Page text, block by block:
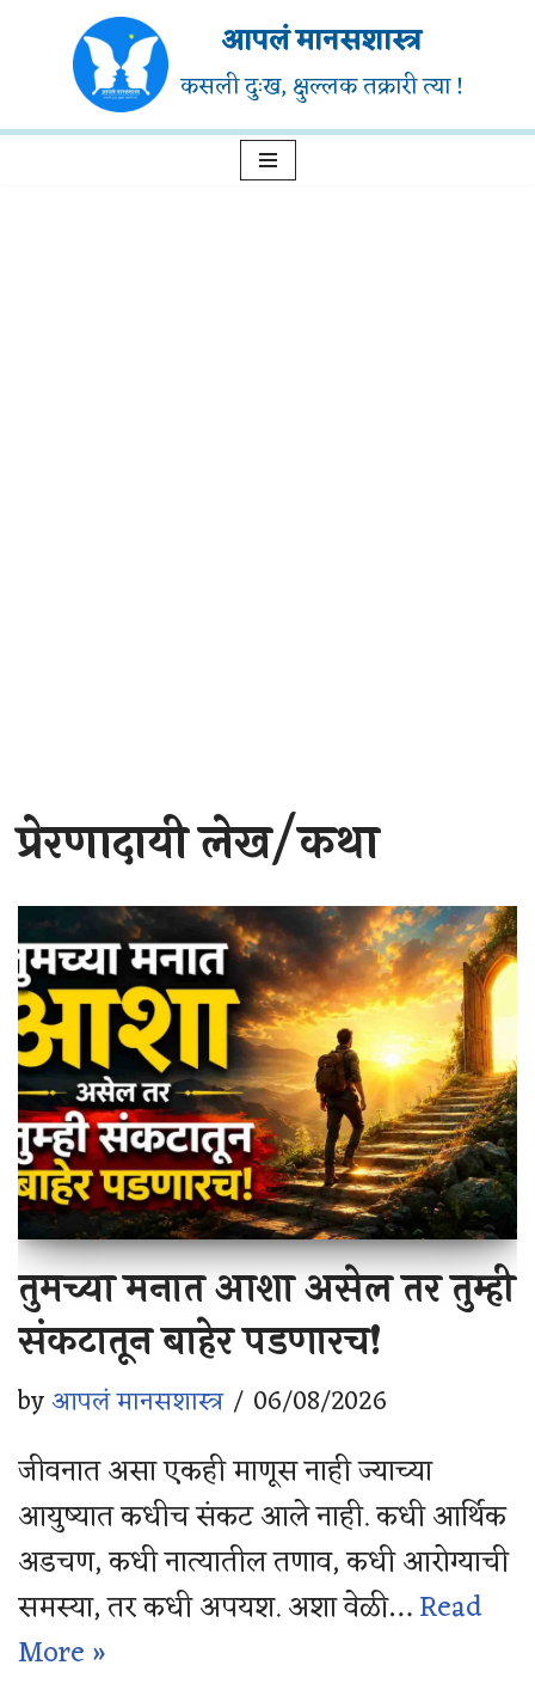
to
आपलं मानसशास्त्र
कसली दुःख, क्षुल्लक तक्रारी त्या !
प्रेरणादायी लेख/कथा
तुमच्या मनात आशा असेल तर तुम्ही
संकटातून बाहेर पडणारच!
byआपलं मानसशास्त्र 06/08/2026
जीवनात असा एकही माणूस नाही ज्याच्या
आयुष्यात कधीच संकट आले नाही. कधी आर्थिक
अडचण, कधी नात्यातील तणाव, कधी आरोग्याची
समस्या, तर कधी अपयश. अशा वेळी…Read
More »